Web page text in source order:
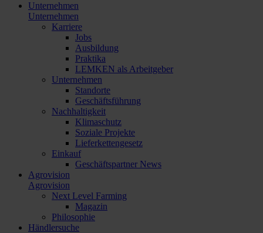
Unternehmen
Unternehmen
Karriere
Jobs
Ausbildung
Praktika
LEMKEN als Arbeitgeber
Unternehmen
Standorte
Geschäftsführung
Nachhaltigkeit
Klimaschutz
Soziale Projekte
Lieferkettengesetz
Einkauf
Geschäftspartner News
Agrovision
Agrovision
Next Level Farming
Magazin
Philosophie
Händlersuche